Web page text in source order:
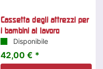
Cassetta degli attrezzi per
i bambini al lavoro
Disponibile
42,00 € *